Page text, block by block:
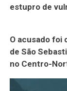
estupro de
O acusado foi
de São
no Centro-